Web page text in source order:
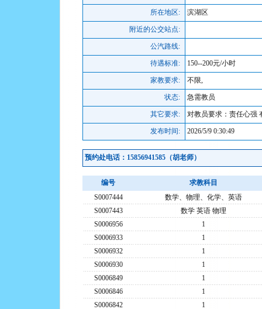
所在地区: 滨湖区
附近的公交站点:
公汽路线:
待遇标准: 150--200元/小时
家教要求: 不限,
状态: 急需教员
其它要求: 对教员要求：责任心强
发布时间: 2026/5/9 0:30:49
预约处电话：15856941585（胡老师）
编号
求教科目
S0007444
数学、物理、化学、英语
S0007443
数学 英语 物理
S0006956
1
S0006933
1
S0006932
1
S0006930
1
S0006849
1
S0006846
1
S0006842
1